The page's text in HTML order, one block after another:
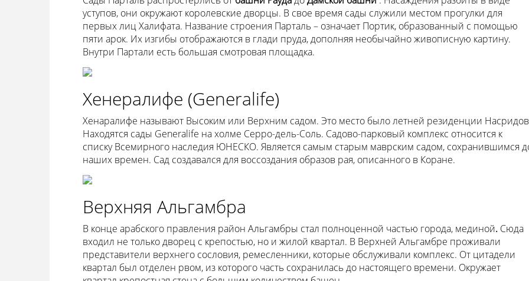
уступов, они окружают королевские дворцы. В свое время сады служили местом прогулки для
первых лиц Халифата. Название строения Парталь – означает Портик, образованный с помощью
пяти арок. Их изгибы отображаются в глади пруда, дополняя необычайно живописную картину.
Внутри Партали есть большая смотровая площадка.
Хенералифе (Generalife)
Хенаралифе называют Высоким или Верхним садом. Это место было летней резиденции
Находятся сады Generalife на холме Серро-дель-Соль. Садово-парковый комплекс относится к
списку Всемирного наследия ЮНЕСКО. Является самым старым маврским садом, сохранившимся
наших времен. Сад создавался для воссоздания образов рая, описанного в Коране.
Верхняя Альгамбра
В конце арабского правления район Альгамбры стал полноценной частью города, мединой. Сюда
входил не только дворец с крепостью, но и жилой квартал. В Верхней Альгамбре проживали
представители верхнего сословия, ремесленники, которые обслуживали комплекс. От цитадели
квартал был отделен рвом, из которого часть сохранилась до настоящего времени. Окружает